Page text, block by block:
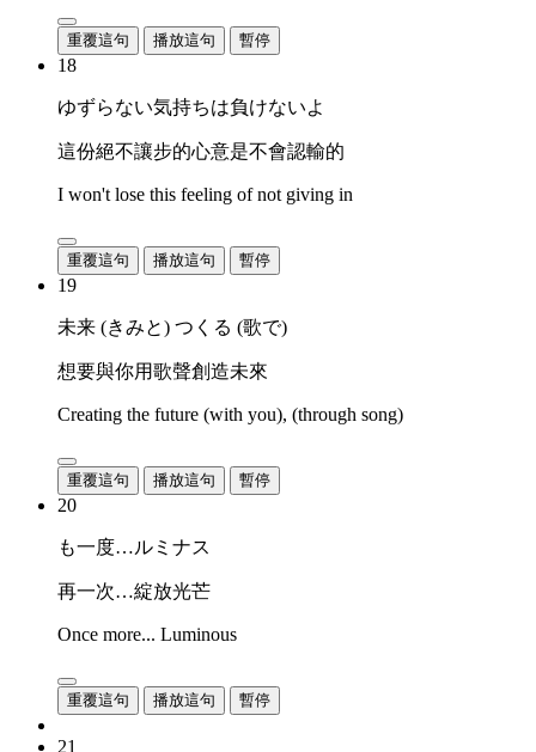
重覆這句 播放這句 暫停
18
ゆずらない気持ちは負けないよ
這份絕不讓步的心意是不會認輸的
I won't lose this feeling of not giving in
重覆這句 播放這句 暫停
19
未来 (きみと) つくる (歌で)
想要與你用歌聲創造未來
Creating the future (with you), (through song)
重覆這句 播放這句 暫停
20
も一度…ルミナス
再一次…綻放光芒
Once more... Luminous
重覆這句 播放這句 暫停
21